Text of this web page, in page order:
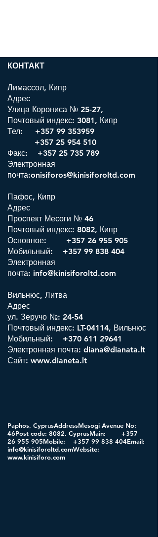
КОНТАКТ
Лимассол, Кипр
Адрес
Улица Корониса № 25-27,
Почтовый индекс: 3081, Кипр
Тел: +357 99 353959
+357 25 954 510
Факс: +357 25 735 789
Электронная
почта:onisiforos@kinisiforoltd.com
Пафос, Кипр
Адрес
Проспект Месоги № 46
Почтовый индекс: 8082, Кипр
Основное: +357 26 955 905
Мобильный: +357 99 838 404
Электронная
почта: info@kinisiforoltd.com
Вильнюс, Литва
Адрес
ул. Зеручо №: 24-54
Почтовый индекс: LT-04114, Вильнюс
Мобильный: +370 611 29641
Электронная почта: diana@dianata.lt
Сайт: www.dianeta.lt
Paphos, CyprusAddressMesogi Avenue No:
46Post code: 8082, CyprusMain: +357
26 955 905Mobile: +357 99 838 404Email:
info@kinisiforoltd.comWebsite:
www.kinisiforo.com